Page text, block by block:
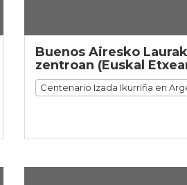
Buenos Airesko
zentroan (Euskal
Centenario Izada Ikurriña en